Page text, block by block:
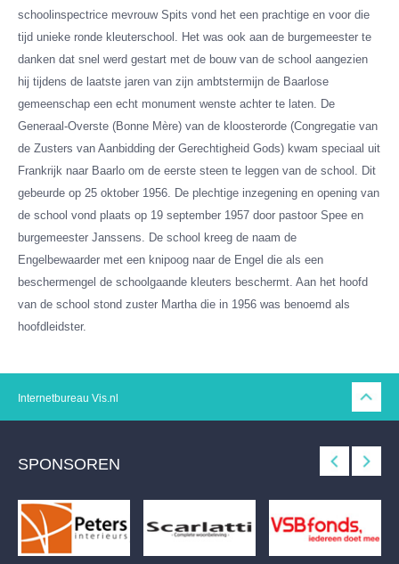
schoolinspectrice mevrouw Spits vond het een prachtige en voor die
tijd unieke ronde kleuterschool. Het was ook aan de burgemeester te
danken dat snel werd gestart met de bouw van de school aangezien
hij tijdens de laatste jaren van zijn ambtstermijn de Baarlose
gemeenschap een echt monument wenste achter te laten. De
Generaal-Overste (Bonne Mère) van de kloosterorde (Congregatie van
de Zusters van Aanbidding der Gerechtigheid Gods) kwam speciaal uit
Frankrijk naar Baarlo om de eerste steen te leggen van de school. Dit
gebeurde op 25 oktober 1956. De plechtige inzegening en opening van
de school vond plaats op 19 september 1957 door pastoor Spee en
burgemeester Janssens. De school kreeg de naam de
Engelbewaarder met een knipoog naar de Engel die als een
beschermengel de schoolgaande kleuters beschermt. Aan het hoofd
van de school stond zuster Martha die in 1956 was benoemd als
hoofdleidster.
Internetbureau Vis.nl
SPONSOREN